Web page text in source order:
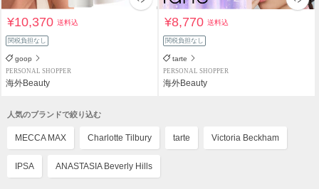
¥10,370送料込
関税負担なし
goop
PERSONAL SHOPPER
海外Beauty
¥8,770送料込
関税負担なし
tarte
PERSONAL SHOPPER
海外Beauty
人気のブランドで絞り込む
MECCA MAX Charlotte Tilbury tarte Victoria Beckham
IPSA ANASTASIA Beverly Hills